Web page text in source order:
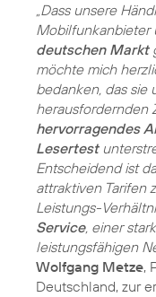
„Dass unsere
Mobilfunkanbieter
deutschen Markt
möchte mich
bedanken, das sie
herausfordernden
hervorragendes
Lesertest
Entscheidend ist
attraktiven Tarifen
Leistungs-
Service, einer
leistungsfähigen
Wolfgang Metze,
Deutschland, zur